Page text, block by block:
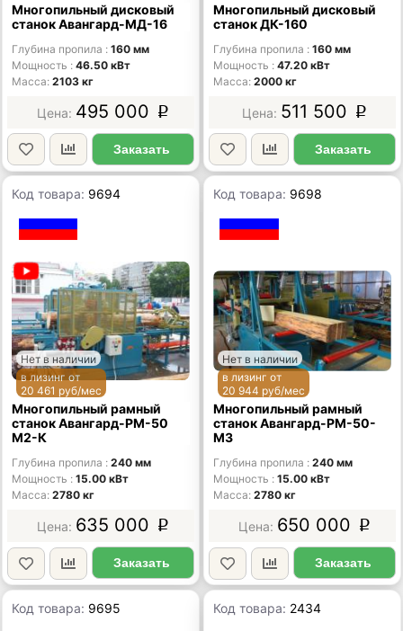
Многопильный дисковый
станок Авангард-МД-16
Глубина пропила
160 мм
Мощность
46.50 кВт
Масса 2103 кг
495 000 p
Заказать
Многопильный дисковый
станок ДК-160
Глубина пропила
160 мм
Мощность
47.20 кВт
Масса 2000 кг
511 500 p
Заказать
Код товара: 9694
Нет в наличии
в лизинг от
20 461 руб/мес
Многопильный рамный
станок Авангард-РM-50
М2-К
Глубина пропила
240 мм
Мощность
15.00 кВт
Масса 2780 кг
635 000 p
Заказать
Код товара: 9698
Нет в наличии
в лизинг от
20 944 руб/мес
Многопильный рамный
станок Авангард-РМ-50-
М3
Глубина пропила
240 мм
Мощность
15.00 кВт
Масса 2780 кг
650 000 p
Заказать
Код товара: 9695 Код товара: 2434